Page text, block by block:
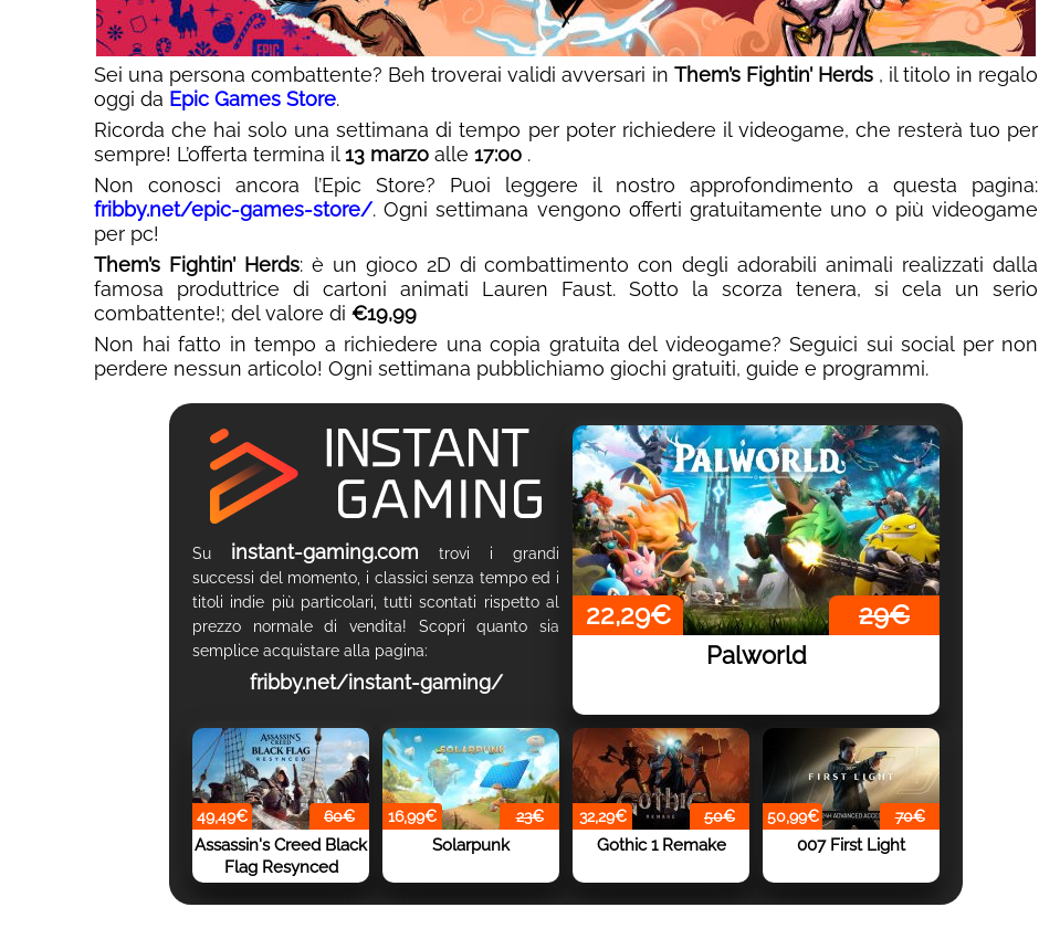
Sei una persona combattente? Beh troverai validi avversari in Them’s Fightin’ Herds, il titolo in regalo
oggi da Epic Games Store.
Ricorda che hai solo una settimana di tempo per poter richiedere il videogame, che resterà tuo per
sempre! L’offerta termina il13 marzo alle 17:00 .
Non conosci ancora l’Epic Store? Puoi leggere il nostro approfondimento a questa pagina:
fribby.net/epic-games-store/. Ogni settimana vengono offerti gratuitamente uno o più videogame
per pc!
Them’s Fightin’ Herds: è un gioco 2D di combattimento con degli adorabili animali realizzati dalla
famosa produttrice di cartoni animati Lauren Faust. Sotto la scorza tenera, si cela un serio
combattente!; del valore di €19,99
Non hai fatto in tempo a richiedere una copia gratuita del videogame? Seguici sui social per non
perdere nessun articolo! Ogni settimana pubblichiamo giochi gratuiti, guide e programmi.
Su instant-gaming.com trovi i grandi
successi del momento, i classici senza tempo ed i
titoli indie più particolari, tutti scontati rispetto al
prezzo normale di vendita! Scopri quanto sia
semplice acquistare alla pagina:
fribby.net/instant-gaming/
22,29€ 29€
Palworld
49,49€ 60€
Assassin's Creed Black
Flag Resynced
16,99€ 23€
Solarpunk
32,29€ 50€
Gothic 1 Remake
50,99€ 70€
007 First Light